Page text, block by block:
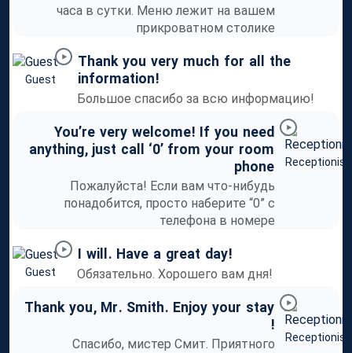
часа в сутки. Меню лежит на вашем
прикроватном столике
Guest
Thank you very much for all
the
information!
Большое спасибо за всю информацию!
Receptionist
You’re very welcome! If you need
anything, just call ‘0’ from your room
phone
Пожалуйста! Если вам что-нибудь
понадобится, просто наберите “0” с
телефона в номере
Guest
will . Have a great day!
Обязательно. Хорошего вам дня!
Receptionist
Thank you, Mr. Smith. Enjoy your stay
!
Спасибо, мистер Смит. Приятного